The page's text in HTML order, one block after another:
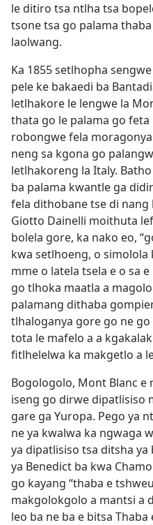
le ditiro tsa ntlha tsa
tsone tsa go palama
laolwang.
Ka 1855 setlhopha
pele ke bakaedi ba
letlhakore le lengwe la
thata go le palama go
robongwe fela
neng sa kgona go
letlhakoreng la Italy.
ba palama kwantle ga
fela dithobane tse di
Giotto Dainelli moithuta
bolela gore, ka nako eo,
kwa setlhoeng, o
mme o latela tsela e o sa
go tlhoka maatla a
palamang dithaba
tlhaloganya gore go ne go
tota le mafelo a a
fitlhelelwa ka makgetlo a
Bogologolo, Mont Blanc e
iseng go dirwe dipatlisiso
gare ga Yuropa. Pego ya
ne ya kwalwa ka ngwaga
ya dipatlisiso tsa ditsha
ya Benedict ba kwa
go kayang “thaba e
makgolokgolo a mantsi a
leo ba ne ba e bitsa